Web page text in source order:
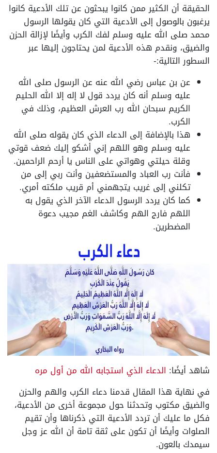
الحقيقة أن الكثير ممن كانوا يبحثون عن تلك الأدعية كانوا
يرغبون بالوصول إلى الأدعية التي كان يقولها الرسول
محمد صلى الله عليه وسلم لفك الكرب وأيضًا لإزالة الحزن
والضيق، ونقدم هذه الأدعية لمن يحتاجون إليها عبر
السطور التالية:-
عن بن عباس رضي الله عنه عن الرسول صلى الله
عليه وسلم أنه كان يردد قول لا إله إلا الله الحليم
الكريم سبحان الله رب العرش العظيم، وذلك في
الكرب.
هذا بالإضافة إلى الدعاء الذي كان يقوله صلى الله
عليه وسلم وهو اللهم إني أشكو إليك ضعف قوتي
وقلة حيلتي وهواتي على الناس يا أرحم الراحمين.
فأنت رب العباد والمستضعفين وأنت ربي إلى من
تكلني إلى غريب يتجهمني أم قريب ملكته أمري.
كما كان يردد الرسول الدعاء الآخر الذي يقول به
اللهم فارج الهم وكاشف الغم مجيب دعوة
المضطرين.
شاهد أيضًا: الدعاء الذي استجابه الله من أول مره
في نهاية هذا المقال قدمنا دعاء الكرب والهم والحزن
والضيق مكتوب وتحدثنا حول مجموعة أخرى من الأدعية،
فكل ما عليك أن تردد الأدعية التي ذكرناها وأن تقيم
الصلوات وأيضًا أن تكون على ثقة تامة أن الله عز وجل
سيمدك بالعون.